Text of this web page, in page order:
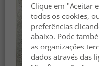
Clique em "Aceitar
todos os cookies,
preferências
abaixo. Pode
as organizações
dados através das